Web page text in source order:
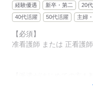
マッチングする職場を
複数ピックアップしてご
派遣がはじめての看護師
いい案件があれば声をか
経験優遇 新卒・第二 20
40代活躍
50代活躍 主婦
【必須】
准看護師 または 正看護
「卒業から転職したこと